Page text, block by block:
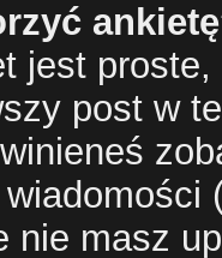
jest
post w
nie masz